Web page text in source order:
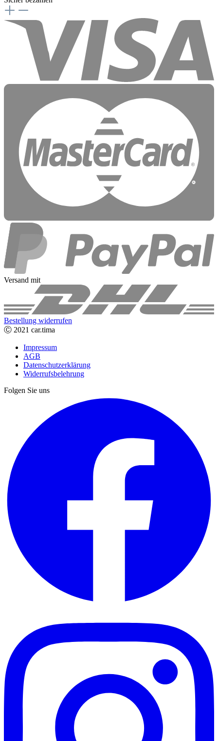
Versand mit
Bestellung widerrufen
Ⓒ 2021 car.tima
Impressum
AGB
Datenschutzerklärung
Widerrufsbelehrung
Folgen Sie uns